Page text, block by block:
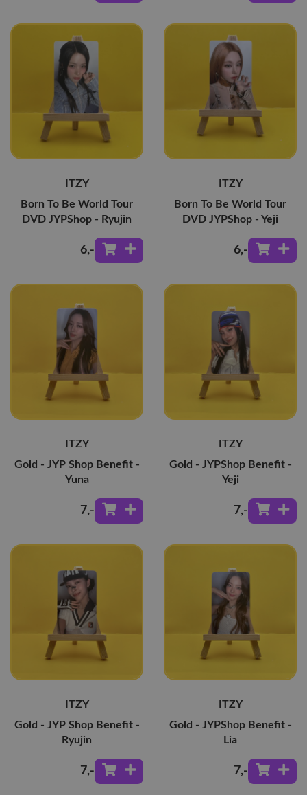
ITZY
Born To Be World Tour
DVD JYPShop - Ryujin
6,-
ITZY
Born To Be World Tour
DVD JYPShop - Yeji
6,-
ITZY
Gold - JYP Shop Benefit -
Yuna
7,-
ITZY
Gold - JYPShop Benefit -
Yeji
7,-
ITZY
Gold - JYP Shop Benefit -
Ryujin
7,-
ITZY
Gold - JYPShop Benefit -
Lia
7,-